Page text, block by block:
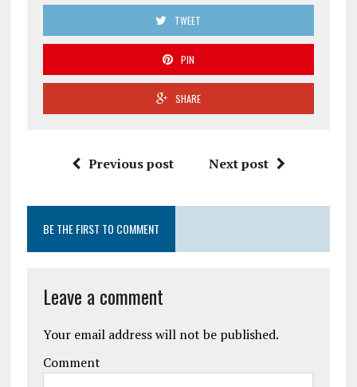
TWEET
PIN
SHARE
Previous post Next post
BE THE FIRST TO COMMENT
Leave a comment
Your email address will not be published.
Comment